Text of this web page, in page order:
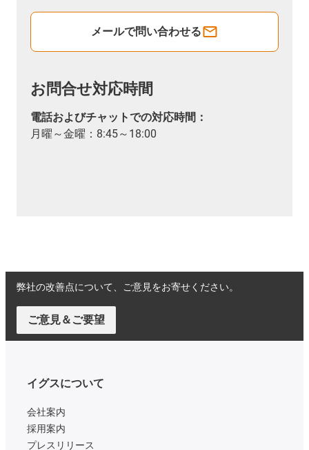
メールで問い合わせる
お問合せ対応時間
電話およびチャットでの対応時間：
月曜～金曜：8:45～18:00
弊社の改善点について、ご意見をお寄せください。
ご意見＆ご要望
イグスについて
会社案内
採用案内
プレスリリース